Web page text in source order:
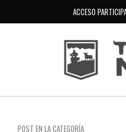
ACCESO
POST EN LA CATEGORÍA